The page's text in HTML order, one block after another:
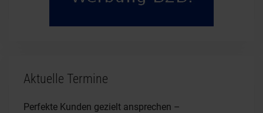
Aktuelle Termine
Perfekte Kunden gezielt ansprechen –